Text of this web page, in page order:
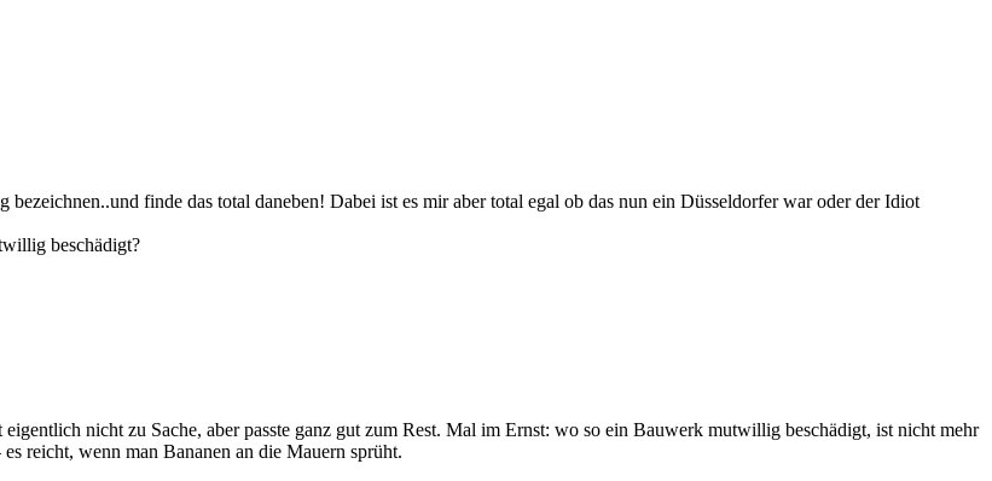
finde das total daneben! Dabei ist es mir aber total egal ob das nun ein Düsseldorfer war oder der Idiot
beschädigt?
nicht zu Sache, aber passte ganz gut zum Rest. Mal im Ernst: wo so ein Bauwerk mutwillig beschädigt, ist nicht mehr
reicht, wenn man Bananen an die Mauern sprüht.